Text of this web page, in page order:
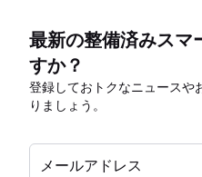
最新の整備済みスマ
すか？
登録しておトクなニュースや
りましょう。
メールアドレス